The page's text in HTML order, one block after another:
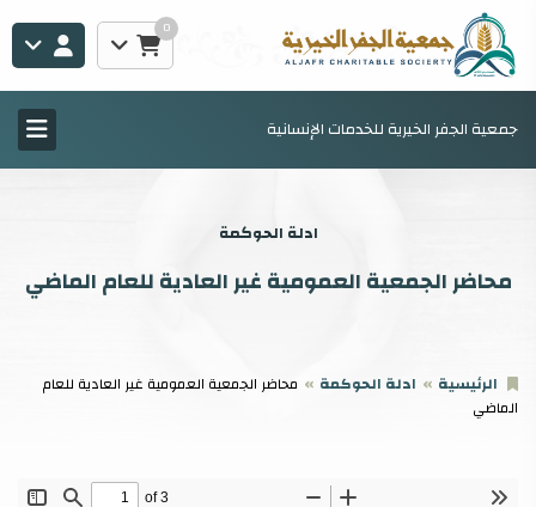
0
جمعية الجفر الخيرية للخدمات الإنسانية
ادلة الحوكمة
محاضر الجمعية العمومية غير العادية للعام الماضي
الرئيسية ادلة الحوكمة
محاضر الجمعية العمومية غير العادية للعام
الماضي